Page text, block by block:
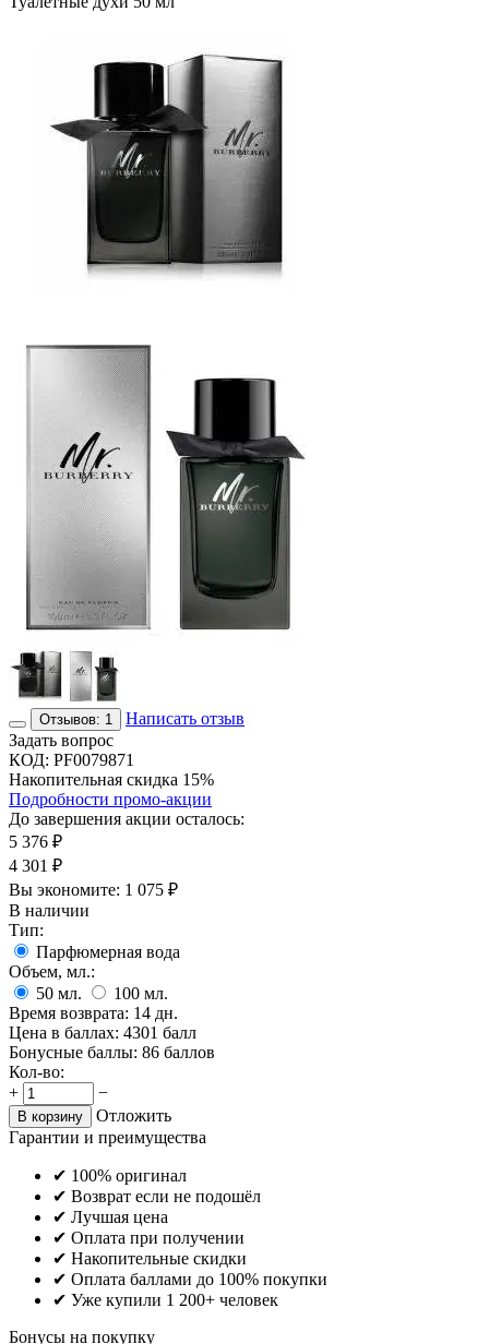
Отзывов: 1
Написать отзыв
Задать вопрос
КОД: PF0079871
Накопительная скидка 15%
Подробности промо-акции
До завершения акции осталось:
5 376 ₽
4 301 ₽
Вы экономите: 1 075 ₽
В наличии
Тип:
Парфюмерная вода
Объем, мл.:
50 мл. 100 мл.
Время возврата: 14 дн.
Цена в баллах: 4301 балл
Бонусные баллы: 86 баллов
Кол-во:
+
−
В корзину
Отложить
Гарантии и преимущества
✔ 100% оригинал
✔ Возврат если не подошёл
✔ Лучшая цена
✔ Оплата при получении
✔ Накопительные скидки
✔ Оплата баллами до 100% покупки
✔ Уже купили 1 200+ человек
Бонусы на покупку